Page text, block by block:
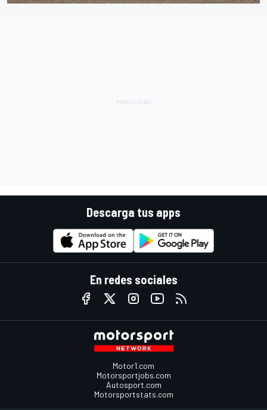
Descarga tus apps
En redes sociales
Motor1.com
Motorsportjobs.com
Autosport.com
Motorsportstats.com